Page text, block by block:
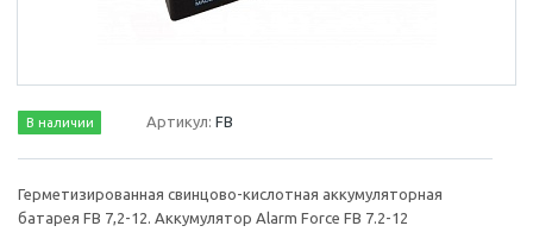
В наличии Артикул:FB
Герметизированная свинцово-кислотная аккумуляторная
батарея FB 7,2-12. Аккумулятор Alarm Force FB 7.2-12